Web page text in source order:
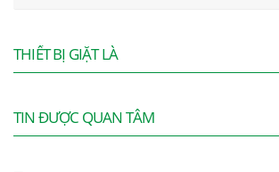
THIẾT BỊ GIẶT LÀ
TIN ĐƯỢC QUAN TÂM